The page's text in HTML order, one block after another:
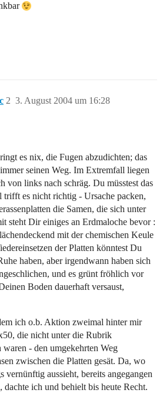
3. August 2004 um 16:28
2
es nix, die Fugen abzudichten; das
seinen Weg. Im Extremfall liegen
von links nach schräg. Du müsstest das
es nicht richtig - Ursache packen,
die Samen, die sich unter
steht Dir einiges an Erdmaloche bevor :
mit der chemischen Keule
der Platten könntest Du
haben, aber irgendwann haben sich
und es grünt fröhlich vor
Boden dauerhaft versaust,
ich o.b. Aktion zweimal hinter mir
die nicht unter die Rubrik
waren - den umgekehrten Weg
zwischen die Platten gesät. Da, wo
vernünftig aussieht, bereits angegangen
dachte ich und behielt bis heute Recht.